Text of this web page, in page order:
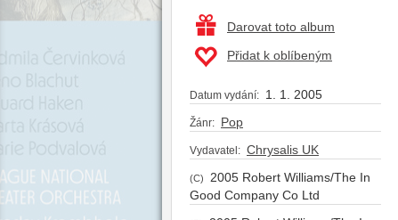
Darovat toto album
Přidat k oblíbeným
Datum vydání: 1. 1. 2005
Žánr: Pop
Vydavatel: Chrysalis UK
(C)
2005 Robert Williams/The In
Good Company Co Ltd